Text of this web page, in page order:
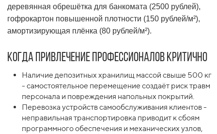
деревянная обрешётка для банкомата (2500 рублей),
гофрокартон повышенной плотности (150 рублей/м²),
амортизирующая плёнка (80 рублей/м²).
Когда привлечение профессионалов критично
Наличие депозитных хранилищ массой свыше 500 кг
- самостоятельное перемещение создаёт риск травм
персонала и повреждения напольных покрытий.
Перевозка устройств самообслуживания клиентов -
неправильная транспортировка приводит к сбоям
программного обеспечения и механических узлов,